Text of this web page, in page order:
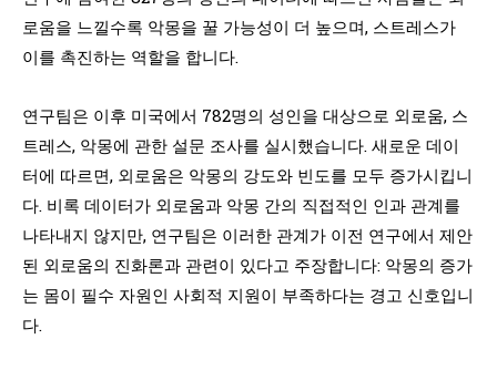
로움을 느낄수록 악몽을 꿀 가능성이 더 높으며, 스트레스가
이를 촉진하는 역할을 합니다.
연구팀은 이후 미국에서 782명의 성인을 대상으로 외로움, 스
트레스, 악몽에 관한 설문 조사를 실시했습니다. 새로운 데이
터에 따르면, 외로움은 악몽의 강도와 빈도를 모두 증가시킵니
다. 비록 데이터가 외로움과 악몽 간의 직접적인 인과 관계를
나타내지 않지만, 연구팀은 이러한 관계가 이전 연구에서 제안
된 외로움의 진화론과 관련이 있다고 주장합니다: 악몽의 증가
는 몸이 필수 자원인 사회적 지원이 부족하다는 경고 신호입니
다.